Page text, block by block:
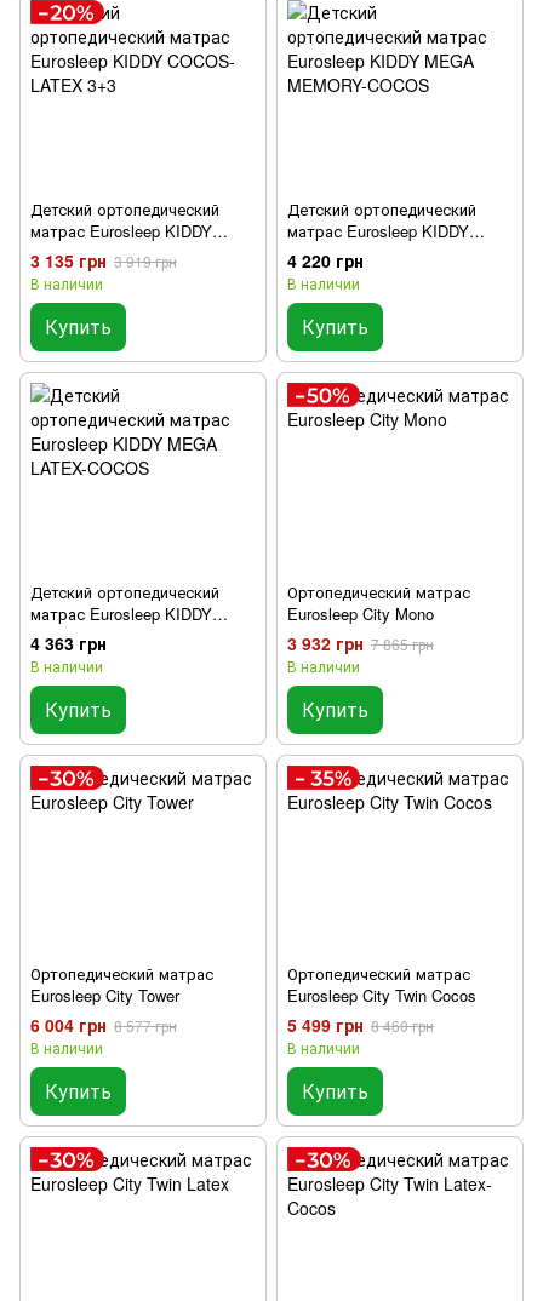
Детский ортопедический
матрас Eurosleep KIDDY
COCOS-LATEX 3+3
3 135 грн 3 919 грн
В наличии
Купить
Детский ортопедический
матрас Eurosleep KIDDY
MEGA MEMORY-COCOS
4 220 грн
В наличии
Купить
Детский ортопедический
матрас Eurosleep KIDDY
MEGA LATEX-COCOS
4 363 грн
В наличии
Купить
Ортопедический матрас
Eurosleep City Mono
3 932 грн 7 865 грн
В наличии
Купить
Ортопедический матрас
Eurosleep City Tower
6 004 грн 8 577 грн
В наличии
Купить
Ортопедический матрас
Eurosleep City Twin Cocos
5 499 грн 8 460 грн
В наличии
Купить